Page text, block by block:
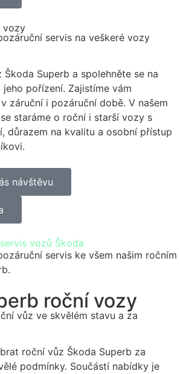
vozy
servis na veškeré vozy
Superb a spolehněte se na
pořízení. Zajistíme vám
záruční i pozáruční době. V našem
staráme o roční i starší vozy s
důrazem na kvalitu a osobní přístup
návštěvu
servis vozů Škoda
servis ke všem našim ročním
roční vozy
vůz ve skvělém stavu a za
roční vůz Škoda Superb za
podmínky. Součástí nabídky je